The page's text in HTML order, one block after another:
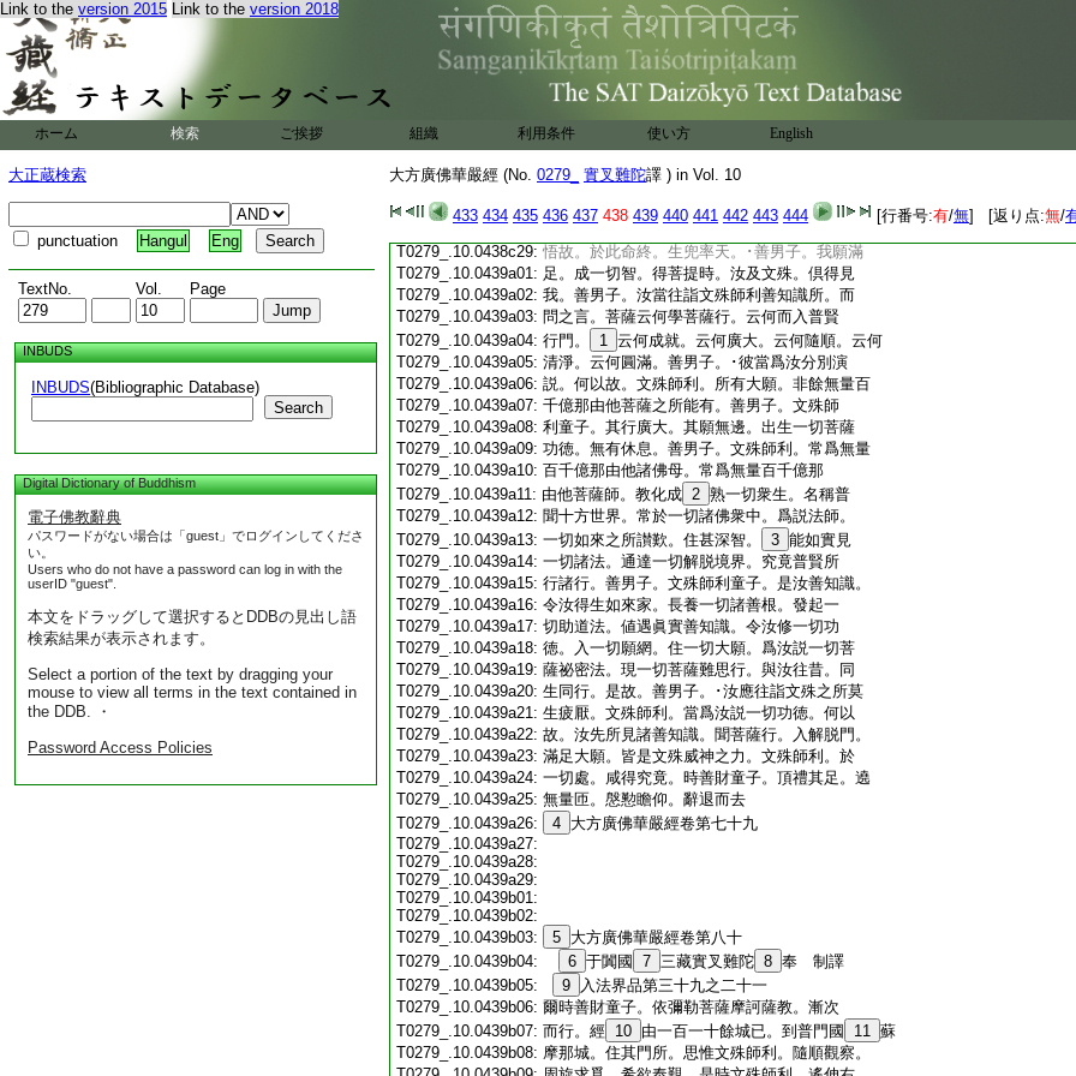
Link to the version 2015 Link to the version 2018
ホーム 検索 ご挨拶 組織 利用条件 使い方 English
大正蔵検索
punctuation Hangul Eng
TextNo. Vol. Page
INBUDS
INBUDS(Bibliographic Database)
Search
Digital Dictionary of Buddhism
電子佛教辭典
パスワードがない場合は「guest」でログインしてくださ
い。
Users who do not have a password can log in with the
userID "guest".
本文をドラッグして選択するとDDBの見出し語
検索結果が表示されます。
Select a portion of the text by dragging your
mouse to view all terms in the text contained in
the DDB. ・
Password Access Policies
大方廣佛華嚴經 (No. 0279_ 實叉難陀譯 ) in Vol. 10
433 434 435 436 437 438 439 440 441 442 443 444 [行番号:有/無] [返り点:無/
T0279_.10.0438c18:教化諸婆羅門。令其離於種族憍慢。得生如
T0279_.10.0438c19: 來種性之中。而生於此閻浮提界摩羅提國
T0279_.10.0438c20:拘吒聚落婆羅門家。善男子。我住於此大樓
T0279_.10.0438c21:
閣中。隨諸衆生心之所樂。種種方便。教化
調伏。善男子。我爲隨順衆生心故。我爲成
熟兜率天中同行天故。我爲示現菩薩福智。
T0279_.10.0438c24:變化莊嚴。超過一切諸欲界故。令其捨離
T0279_.10.0438c25:
諸欲樂故。令知有爲皆無常故。令知諸天盛
T0279_.10.0438c26:必衰故。 7 爲欲示現將降生時大智法門。與
T0279_.10.0438c27: 一生菩薩共談論故。爲欲攝化諸同行故。爲
T0279_.10.0438c29: 悟故。於此命終。生兜率天。･善男子。我願滿
T0279_.10.0439a01: 足。成一切智。得菩提時。汝及文殊。倶得見
T0279_.10.0439a02: 我。善男子。汝當往詣文殊師利善知識所。而
T0279_.10.0439a03: 問之言。菩薩云何學菩薩行。云何而入普賢
T0279_.10.0439a04: 行門。 1 云何成就。云何廣大。云何隨順。云何
T0279_.10.0439a05: 清淨。云何圓滿。善男子。･彼當爲汝分別演
T0279_.10.0439a06: 説。何以故。文殊師利。所有大願。非餘無量百
T0279_.10.0439a07: 千億那由他菩薩之所能有。善男子。文殊師
T0279_.10.0439a08: 利童子。其行廣大。其願無邊。出生一切菩薩
T0279_.10.0439a09: 功徳。無有休息。善男子。文殊師利。常爲無量
T0279_.10.0439a10: 百千億那由他諸佛母。常爲無量百千億那
T0279_.10.0439a11: 由他菩薩師。教化成 2 熟一切衆生。名稱普
T0279_.10.0439a12: 聞十方世界。常於一切諸佛衆中。爲説法師。
T0279_.10.0439a13: 一切如來之所讃歎。住甚深智。 3 能如實見
T0279_.10.0439a14: 一切諸法。通達一切解脱境界。究竟普賢所
T0279_.10.0439a15: 行諸行。善男子。文殊師利童子。是汝善知識。
T0279_.10.0439a16: 令汝得生如來家。長養一切諸善根。發起一
T0279_.10.0439a17: 切助道法。値遇眞實善知識。令汝修一切功
T0279_.10.0439a18: 徳。入一切願網。住一切大願。爲汝説一切菩
T0279_.10.0439a19: 薩祕密法。現一切菩薩難思行。與汝往昔。同
T0279_.10.0439a20: 生同行。是故。善男子。･汝應往詣文殊之所莫
T0279_.10.0439a21: 生疲厭。文殊師利。當爲汝説一切功徳。何以
T0279_.10.0439a22: 故。汝先所見諸善知識。聞菩薩行。入解脱門。
T0279_.10.0439a23: 滿足大願。皆是文殊威神之力。文殊師利。於
T0279_.10.0439a24: 一切處。咸得究竟。時善財童子。頂禮其足。遶
T0279_.10.0439a25: 無量匝。慇懃瞻仰。辭退而去
T0279_.10.0439a26:
4 大方廣佛華嚴經卷第七十九
T0279_.10.0439a27:
T0279_.10.0439a28:
T0279_.10.0439a29:
T0279_.10.0439b01:
T0279_.10.0439b02:
T0279_.10.0439b03:
5 大方廣佛華嚴經卷第八十
T0279_.10.0439b04:
6 于闐國 7 三藏實叉難陀 8 奉 制譯
T0279_.10.0439b05:
9
入法界品第三十九之二十一
T0279_.10.0439b06: 爾時善財童子。依彌勒菩薩摩訶薩教。漸次
T0279_.10.0439b07: 而行。經 10 由一百一十餘城已。到普門國 11 蘇
T0279_.10.0439b08: 摩那城。住其門所。思惟文殊師利。隨順觀察。